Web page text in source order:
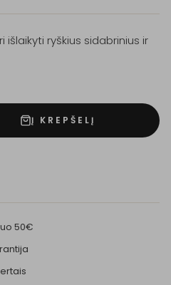
ryškius sidabrinius ir
Į KREPŠELĮ
50€